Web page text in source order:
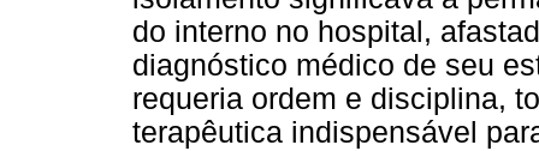
do interno no hospital,
diagnóstico médico de seu
requeria ordem e disciplina,
terapêutica indispensável